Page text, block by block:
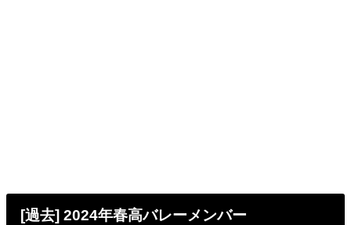
[過去] 2024年春高バレーメンバー